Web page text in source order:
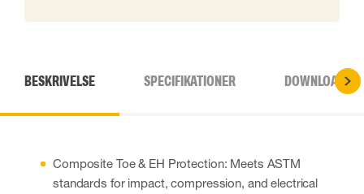
BESKRIVELSE SPECIFIKATIONER DOWNLOADS
Composite Toe & EH Protection: Meets ASTM
standards for impact, compression, and electrical